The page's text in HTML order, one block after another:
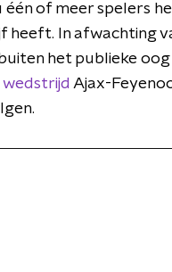
of meer spelers
heeft. In afwachting
het publieke
wedstrijd Ajax-